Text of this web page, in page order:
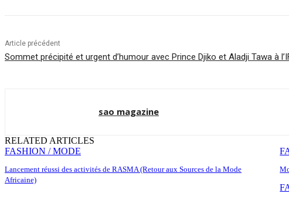
Article précédent
Sommet précipité et urgent d’humour avec Prince Djiko et Aladji Tawa à
sao magazine
RELATED ARTICLES
FASHION / MODE
Lancement réussi des activités de RASMA (Retour aux Sources de la Mode
Africaine)